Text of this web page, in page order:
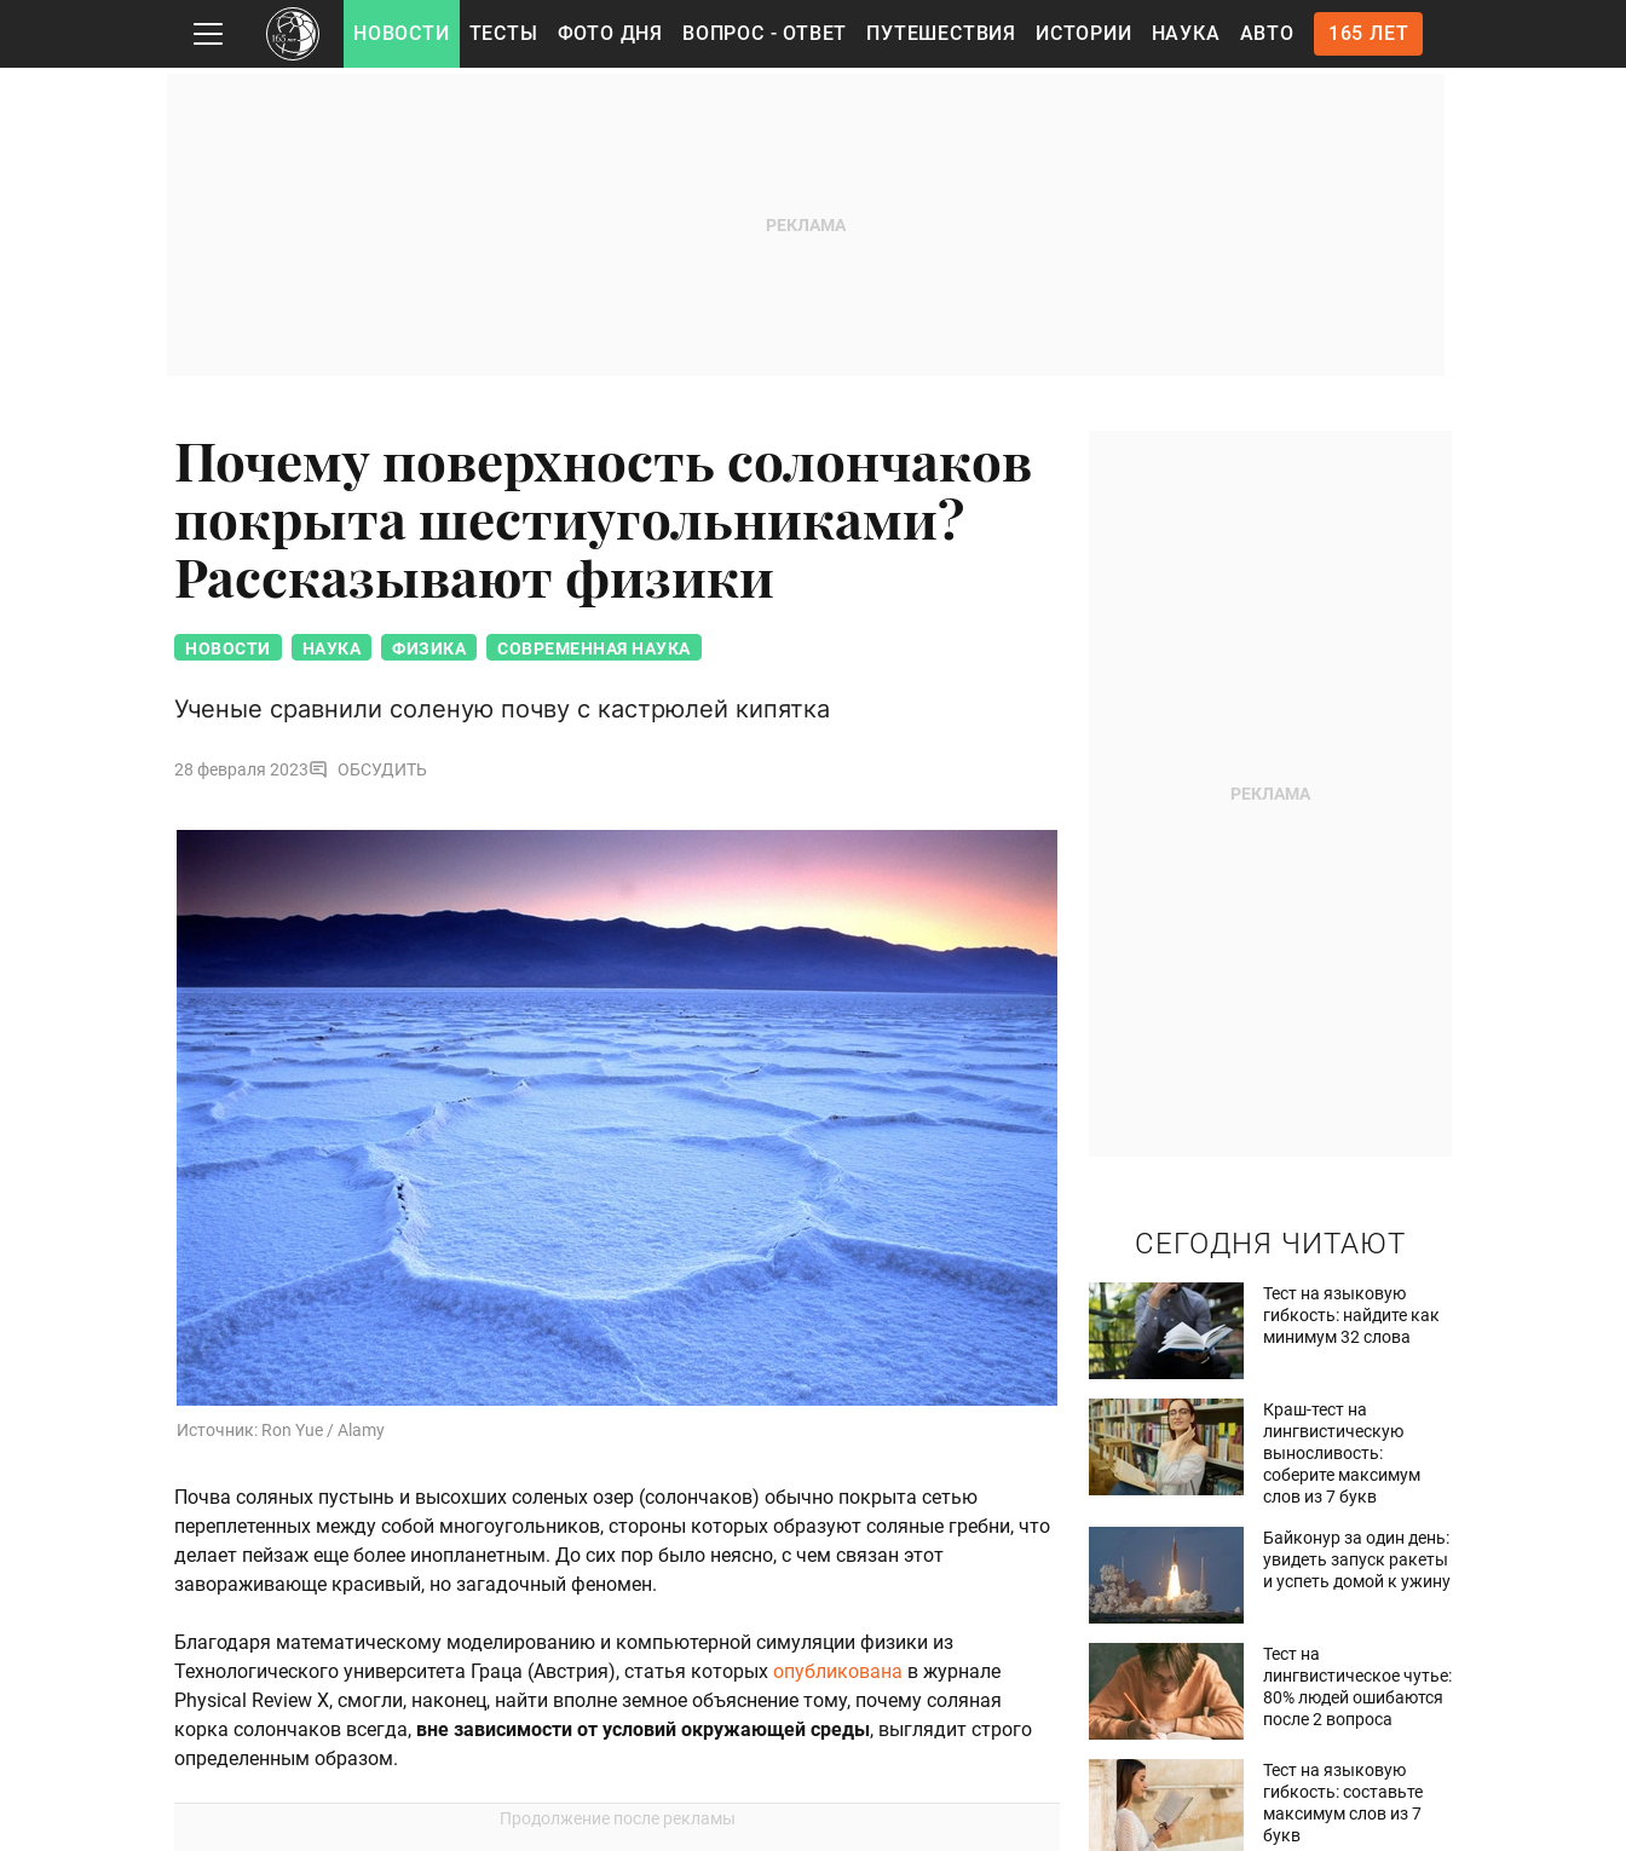
НОВОСТИ ТЕСТЫ ФОТО ДНЯ ВОПРОС - ОТВЕТ ПУТЕШЕСТВИЯ ИСТОРИИ НАУКА АВТО 165 ЛЕТ
Почему поверхность солончаков
покрыта шестиугольниками?
Рассказывают физики
НОВОСТИ НАУКА ФИЗИКА СОВРЕМЕННАЯ НАУКА
Ученые сравнили соленую почву с кастрюлей кипятка
28 февраля 2023 ОБСУДИТЬ
Источник: Ron Yue / Alamy
Почва соляных пустынь и высохших соленых озер (солончаков) обычно покрыта сетью
переплетенных между собой многоугольников, стороны которых образуют соляные гребни, что
делает пейзаж еще более инопланетным. До сих пор было неясно, с чем связан этот
завораживающе красивый, но загадочный феномен.
Благодаря математическому моделированию и компьютерной симуляции физики из
Технологического университета Граца (Австрия), статья которых опубликована в журнале
Physical Review X, смогли, наконец, найти вполне земное объяснение тому, почему соляная
корка солончаков всегда, вне зависимости от условий окружающей среды, выглядит строго
определенным образом.
СЕГОДНЯ ЧИТАЮТ
Тест на языковую
гибкость: найдите как
минимум 32 слова
Краш-тест на
лингвистическую
выносливость:
соберите максимум
слов из 7 букв
Байконур за один день:
увидеть запуск ракеты
и успеть домой к ужину
Тест на
лингвистическое чутье:
80% людей ошибаются
после 2 вопроса
Тест на языковую
гибкость: составьте
максимум слов из 7
букв